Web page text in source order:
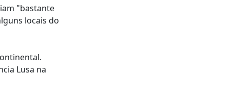
"bastante
locais do
Lusa na